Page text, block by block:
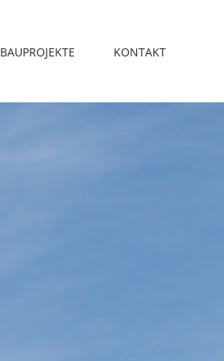
BAUPROJEKTE KONTAKT